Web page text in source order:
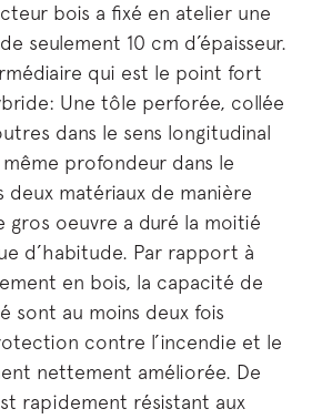
bois a fixé en atelier une
seulement 10 cm d’épaisseur.
qui est le point fort
Une tôle perforée, collée
dans le sens longitudinal
profondeur dans le
matériaux de manière
gros oeuvre a duré la moitié
d’habitude. Par rapport à
en bois, la capacité de
sont au moins deux fois
contre l’incendie et le
nettement améliorée. De
rapidement résistant aux